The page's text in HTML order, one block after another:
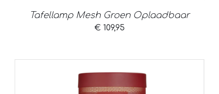
Tafellamp Mesh Groen Oplaadbaar
€ 109,95